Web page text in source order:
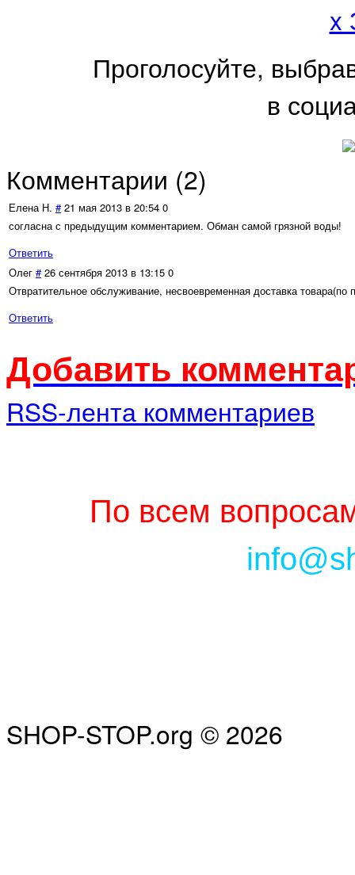
x
Проголосуйте,
в
Комментарии (2)
Елена Н. # 21 мая 2013 в 20:54 0
согласна с предыдущим комментарием. Обман самой грязной воды!
Ответить
Олег # 26 сентября 2013 в 13:15 0
Отвратительное обслуживание, несвоевременная доставка
Ответить
Добавить
RSS-лента комментариев
По всем
SHOP-STOP.org © 2026